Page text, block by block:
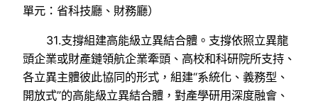
單元：省科技廳、財務廳）
31.支撐組建高能級立異結合體。支撐依照立異龍
頭企業或財產鏈領航企業牽頭、高校和科研院所支持、
各立異主體彼此協同的形式，組建“系統化、義務型、
開放式”的高能級立異結合體，對產學研用深度融會、